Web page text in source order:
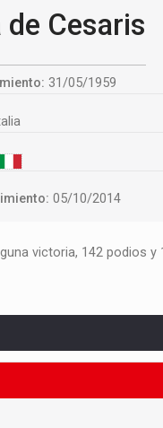
Cesaris
31/05/1959
05/10/2014
victoria, 142 podios y